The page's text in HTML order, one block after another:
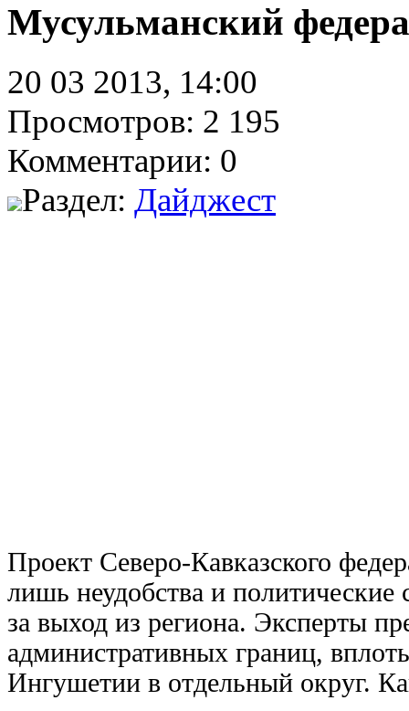
Мусульманский
20 03 2013, 14:00
Просмотров: 2 195
Комментарии: 0
Раздел: Дайджест
Проект Северо-Кавказского
лишь неудобства и
за выход из региона. Эксперты
административных границ,
Ингушетии в отдельный округ.